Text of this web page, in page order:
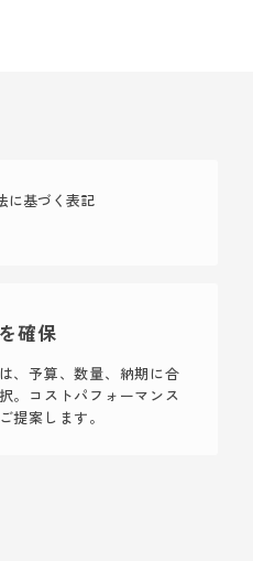
に基づく表記
確保
、予算、数量、納期に合
。コストパフォーマンス
提案します。